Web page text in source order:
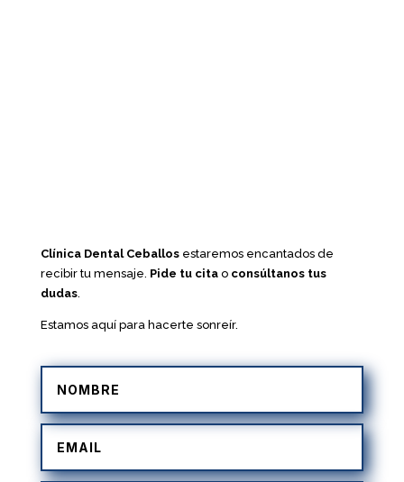
Clínica Dental Ceballosestaremos encantados de
recibir tu mensaje. Pide tu citao consúltanos tus
dudas.
Estamos aquí para hacerte sonreír.